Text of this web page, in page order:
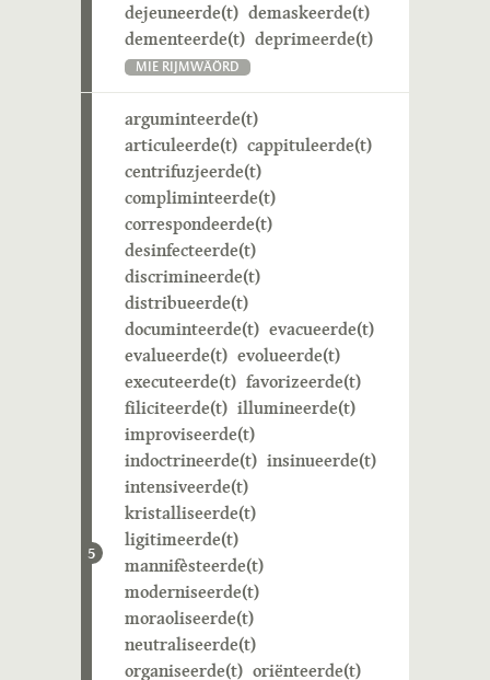
dejeuneerde(t) demaskeerde(t)
dementeerde(t) deprimeerde(t)
MIE RIJMWÄÖRD
5
arguminteerde(t)
articuleerde(t) cappituleerde(t)
centrifuzjeerde(t)
compliminteerde(t)
correspondeerde(t)
desinfecteerde(t)
discrimineerde(t)
distribueerde(t)
documinteerde(t) evacueerde(t)
evalueerde(t) evolueerde(t)
executeerde(t) favorizeerde(t)
filiciteerde(t) illumineerde(t)
improviseerde(t)
indoctrineerde(t) insinueerde(t)
intensiveerde(t)
kristalliseerde(t)
ligitimeerde(t)
mannifèsteerde(t)
moderniseerde(t)
moraoliseerde(t)
neutraliseerde(t)
organiseerde(t) oriënteerde(t)